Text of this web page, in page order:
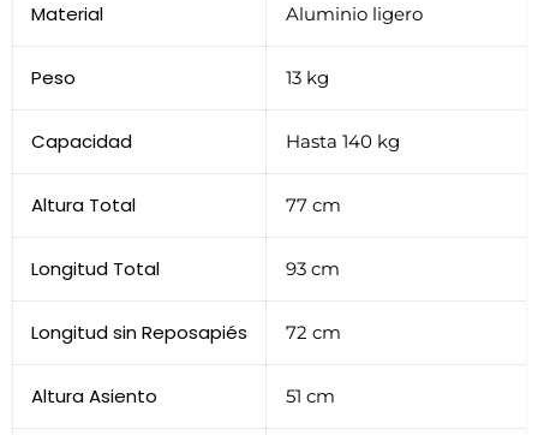
Material Aluminio ligero
Peso 13 kg
Capacidad Hasta 140 kg
Altura Total 77 cm
Longitud Total 93 cm
Longitud sin Reposapiés 72 cm
Altura Asiento 51 cm